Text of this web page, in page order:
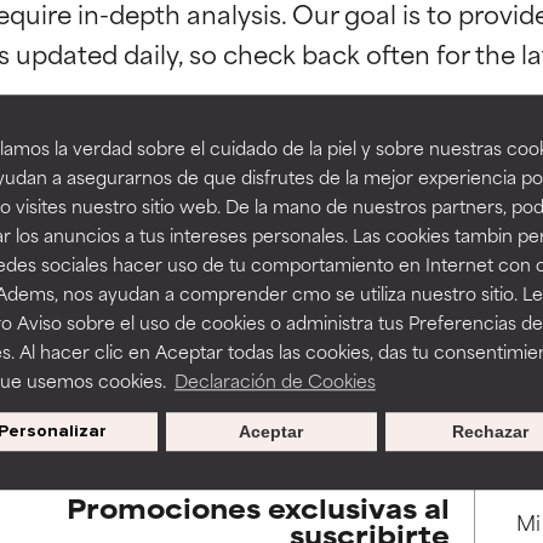
la verdad sobre el cuidado de la piel y sobre nuestras
a asegurarnos de que disfrutes de la mejor experiencia
visites nuestro sitio web. De la mano de nuestros partners,
los anuncios a tus intereses personales. Las cookies tambin
sociales hacer uso de tu comportamiento en Internet con
nos ayudan a comprender cmo se utiliza nuestro sitio.
Aviso sobre el uso de cookies o administra tus Preferencias de
Al hacer clic en Aceptar todas las cookies, das tu
usemos cookies. Declaración de Cookies
Personalizar Rechazar
Aceptar
in-depth analysis. Our goal is to
BACK TO SEARCH
to assess ingredients in this dictionary. Regulations
con beneficios reales para la piel. Su eficacia está
independientes.
tan beneficiosos como los de la categoría excelente, suelen ser
la estabilidad o la absorción de una fórmula.
ciertas limitaciones en cuanto a su apariencia, estabilidad o
básicos o que no cuentan con suficiente respaldo científico.
algunos beneficios se recomienda evitarlo por su
provocar efectos adversos como irritación, inflamación o
se utiliza en altas concentraciones o junto con otros
con beneficios reales para la piel. Su eficacia está
independientes.
tan beneficiosos como los de la categoría excelente, suelen ser
la estabilidad o la absorción de una fórmula.
ciertas limitaciones en cuanto a su apariencia, estabilidad o
básicos o que no cuentan con suficiente respaldo científico.
algunos beneficios se recomienda evitarlo por su
provocar efectos adversos como irritación, inflamación o
se utiliza en altas concentraciones o junto con otros
Promociones exclusivas al
suscribirte